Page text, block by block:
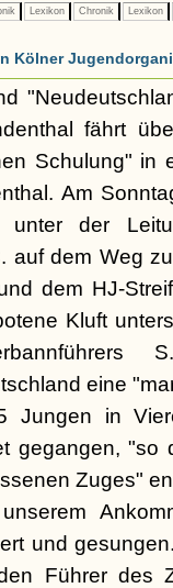
Lexikon Chronik Lexikon
Kölner
fährt
Schulung" in
Am
unter der
auf dem Weg
dem HJ-
Kluft
eine
Jungen in
gegangen, "so
Zuges"
und
Führer des